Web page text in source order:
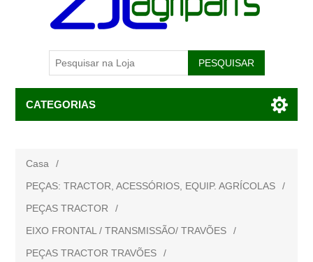
CATEGORIAS
Casa
/
PEÇAS: TRACTOR, ACESSÓRIOS, EQUIP. AGRÍCOLAS
/
PEÇAS TRACTOR
/
EIXO FRONTAL / TRANSMISSÃO/ TRAVÕES
/
PEÇAS TRACTOR TRAVÕES
/